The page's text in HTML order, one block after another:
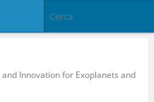
Innovation for Exoplanets and